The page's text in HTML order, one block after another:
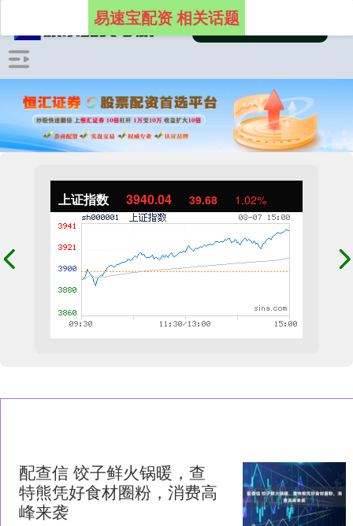
上证指数 3940.04 39.68 1.02%
易速宝配资 相关话题
配查信 饺子鲜火锅暖，查
特熊凭好食材圈粉，消费高
峰来袭